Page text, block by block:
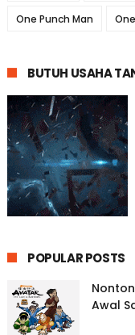
One Punch Man
BUTUH USAHA
POPULAR POSTS
Awal